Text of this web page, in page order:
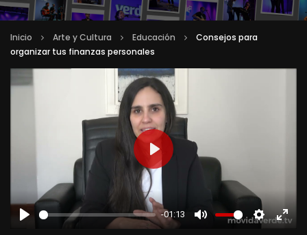
Inicio Arte y Cultura Educación
Consejos para
organizar tus finanzas personales
-01:13
SETTINGS
PLAY